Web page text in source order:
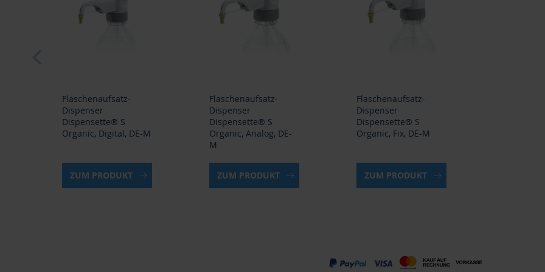
Flaschenaufsatz-
Dispenser
Dispensette® S
Organic, Digital, DE-M
ZUM PRODUKT
Flaschenaufsatz-
Dispenser
Dispensette® S
Organic, Analog, DE-
M
ZUM PRODUKT
Flaschenaufsatz-
Dispenser
Dispensette® S
Organic, Fix, DE-M
ZUM PRODUKT